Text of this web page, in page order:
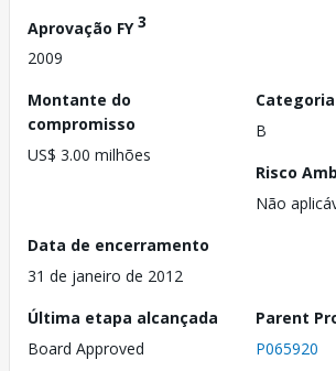
Aprovação FY3
2009
Montante do
compromisso
US$ 3.00 milhões
B
Risco
Não
Data de encerramento
31 de janeiro de 2012
Última etapa alcançada
Board Approved
Parent
P065920